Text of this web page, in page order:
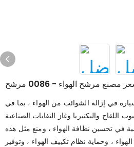
مرشح الهواء - 0086 مرشح
في إزالة الشوائب من الهواء ، بما في
والبكتيريا وغاز النفايات الصناعية
في تحسين نظافة الهواء ، ومنع مثل هذه
، وحماية نظام تكييف الهواء ، وتوفير